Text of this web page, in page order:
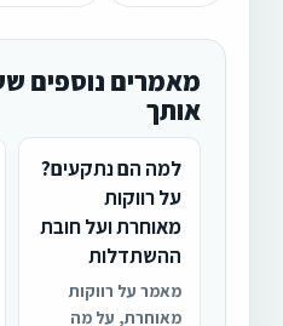
מאמרים נוספים
אותך
למה הם נתקעים?
על רווקות
מאוחרת ועל חובת
ההשתדלות
מאמר על רווקות
מאוחרת, על מה